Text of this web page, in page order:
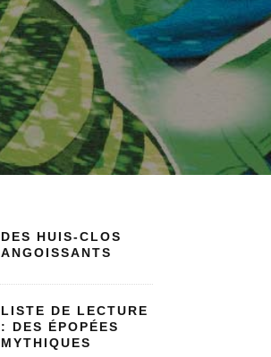
DES HUIS-CLOS
ANGOISSANTS
LISTE DE LECTURE
: DES ÉPOPÉES
MYTHIQUES